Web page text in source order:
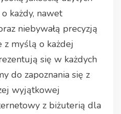
o każdy, nawet
niebywałą precyzją
z myślą o każdej
się w każdych
do zapoznania się z
wyjątkowej
z biżuterią dla